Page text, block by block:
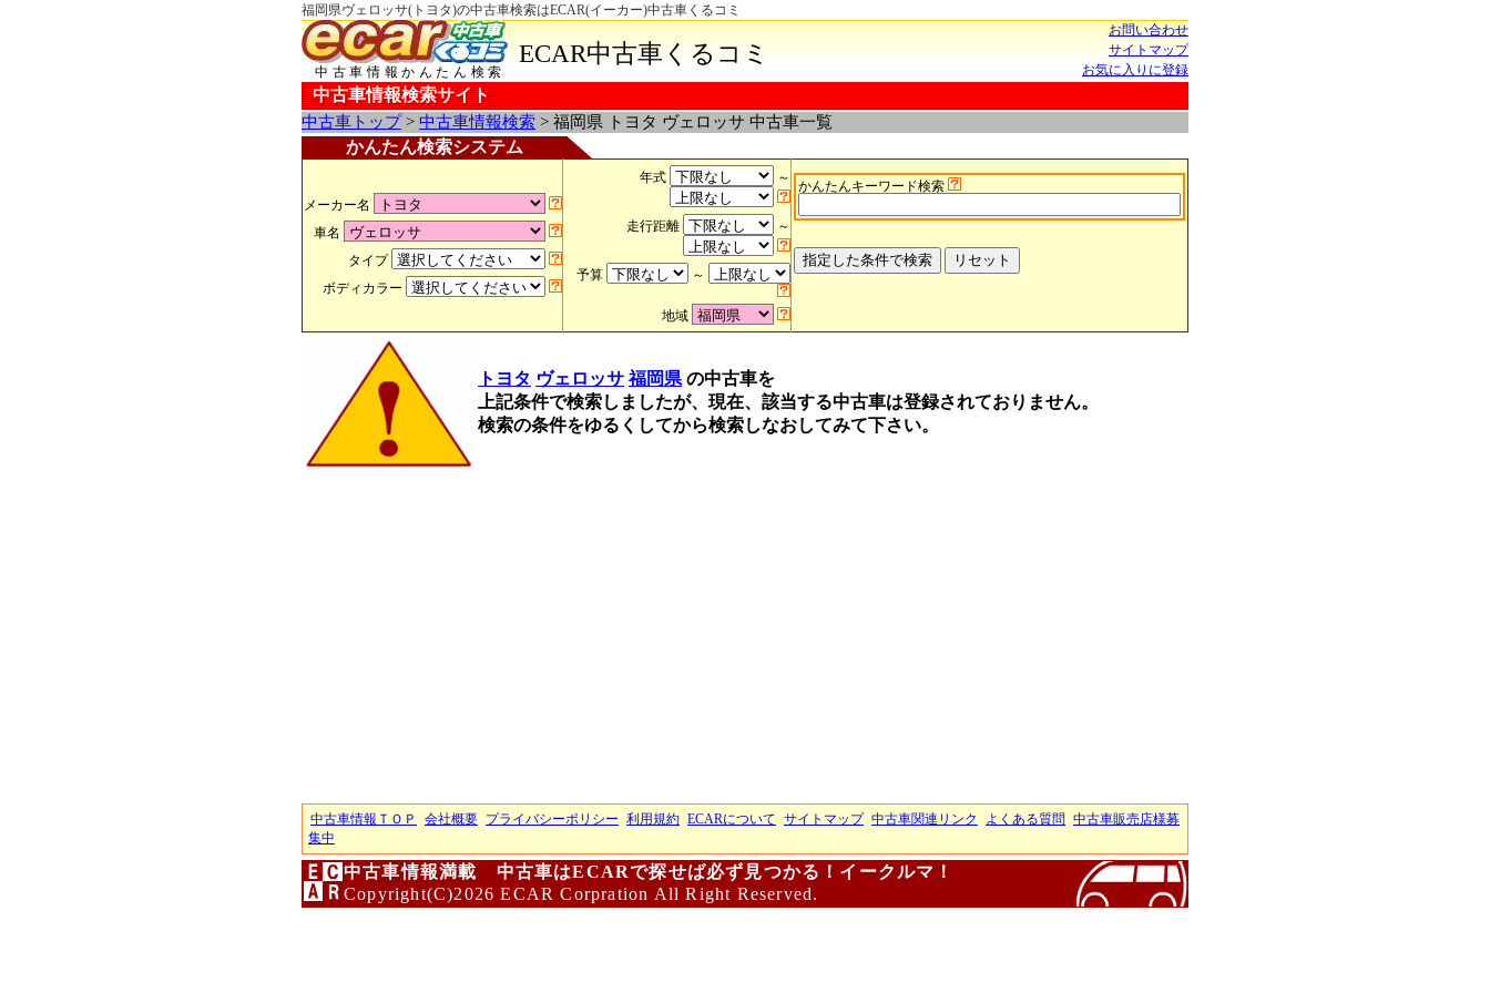
福岡県ヴェロッサ(トヨタ)の中古車検索はECAR(イーカー)中古車くるコミ
中古車情報かんたん検索
ECAR中古車くるコミ
お問い合わせ
サイトマップ
お気に入りに登録
中古車情報検索サイト
中古車トップ> 中古車情報検索 > 福岡県 トヨタ ヴェロッサ 中古車一覧
かんたん検索システム
メーカー名
車名
タイプ
ボディカラー
年式 ～
走行距離 ～
予算 ～
地域
かんたんキーワード検索
トヨタ ヴェロッサ 福岡県 の中古車を
上記条件で検索しましたが、現在、該当する中古車は登録されておりません。
検索の条件をゆるくしてから検索しなおしてみて下さい。
中古車情報ＴＯＰ 会社概要 プライバシーポリシー 利用規約 ECARについて サイトマップ 中古車関連リンク よくある質問 中古車販売店様募
集中
中古車情報満載 中古車はECARで探せば必ず見つかる！イークルマ！
Copyright(C)2026 ECAR Corpration All Right Reserved.